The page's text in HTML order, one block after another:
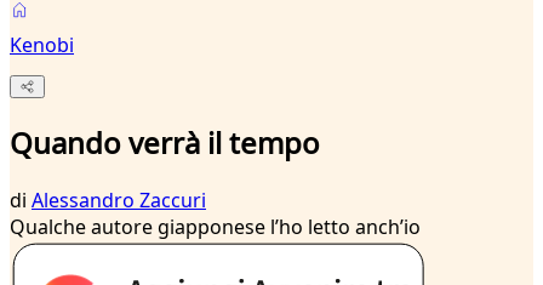
Kenobi
Quando verrà il tempo
di Alessandro Zaccuri
Qualche autore giapponese l’ho letto anch’io